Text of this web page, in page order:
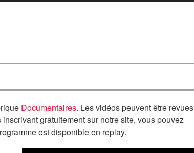
Documentaires. Les vidéos peuvent être revues
inscrivant gratuitement sur notre site, vous pouvez
est disponible en replay.